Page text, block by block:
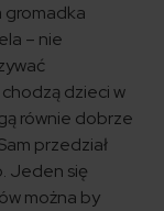
gromadka
– nie
dzieci w
równie dobrze
przedział
Jeden się
można by